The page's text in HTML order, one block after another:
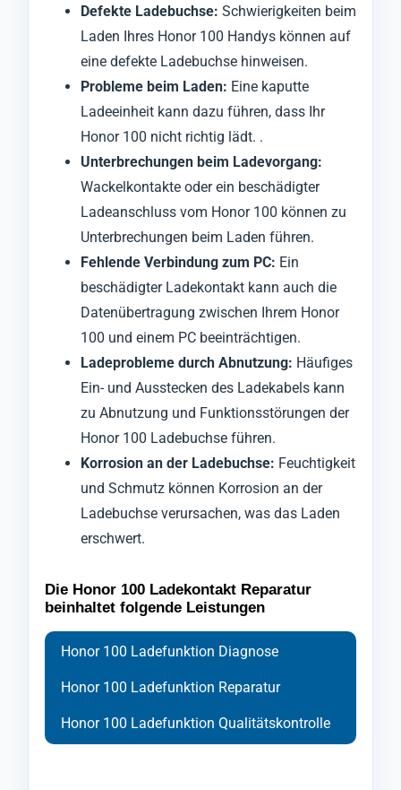
Defekte Ladebuchse: Schwierigkeiten beim
Laden Ihres Honor 100 Handys können auf
eine defekte Ladebuchse hinweisen.
Probleme beim Laden: Eine kaputte
Ladeeinheit kann dazu führen, dass Ihr
Honor 100 nicht richtig lädt. .
Unterbrechungen beim Ladevorgang:
Wackelkontakte oder ein beschädigter
Ladeanschluss vom Honor 100 können zu
Unterbrechungen beim Laden führen.
Fehlende Verbindung zum PC: Ein
beschädigter Ladekontakt kann auch die
Datenübertragung zwischen Ihrem Honor
100 und einem PC beeinträchtigen.
Ladeprobleme durch Abnutzung: Häufiges
Ein- und Ausstecken des Ladekabels kann
zu Abnutzung und Funktionsstörungen der
Honor 100 Ladebuchse führen.
Korrosion an der Ladebuchse: Feuchtigkeit
und Schmutz können Korrosion an der
Ladebuchse verursachen, was das Laden
erschwert.
Die Honor 100 Ladekontakt Reparatur
beinhaltet folgende Leistungen
Honor 100 Ladefunktion Diagnose
Honor 100 Ladefunktion Reparatur
Honor 100 Ladefunktion Qualitätskontrolle